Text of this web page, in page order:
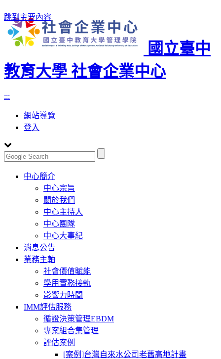
跳到主要內容
國立臺中
教育大學 社會企業中心
:::
網站導覽
登入
Toggle
navigation
中心簡介
中心宗旨
關於我們
中心主持人
中心團隊
中心大事紀
消息公告
業務主軸
社會價值賦能
學用實務接軌
影響力時間
IMM評估服務
循證決策管理EBDM
專案組合集管理
評估案例
[案例]台灣自來水公司老舊高地計畫